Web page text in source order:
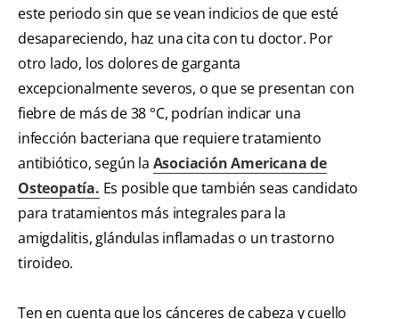
este periodo sin que se vean indicios de que esté
desapareciendo, haz una cita con tu doctor. Por
otro lado, los dolores de garganta
excepcionalmente severos, o que se presentan con
fiebre de más de 38 °C, podrían indicar una
infección bacteriana que requiere tratamiento
antibiótico, según la Asociación Americana de
Osteopatía. Es posible que también seas candidato
para tratamientos más integrales para la
amigdalitis, glándulas inflamadas o un trastorno
tiroideo.
Ten en cuenta que los cánceres de cabeza y cuello